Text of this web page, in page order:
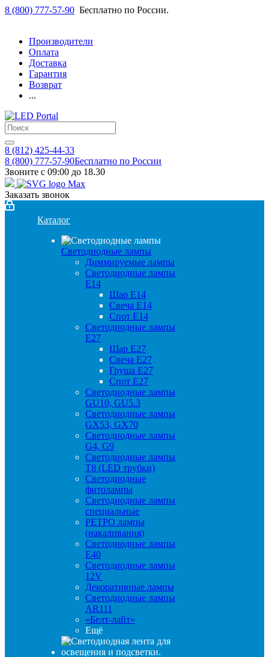
8 (800) 777-57-90 Бесплатно по России.
Производители
Оплата
Доставка
Гарантия
Возврат
...
8 (812) 425-44-33
8 (800) 777-57-90Бесплатно по России
Звоните с 09:00 до 18.30
Заказать звонок
Каталог
Светодиодные лампы
Диммируемые лампы
Светодиодные лампы
Е14
Шар Е14
Свеча Е14
Спот Е14
Светодиодные лампы
Е27
Шар Е27
Свеча Е27
Груша Е27
Спот Е27
Светодиодные лампы
GU10, GU5.3
Светодиодные лампы
GX53, GX70
Светодиодные лампы
G4, G9
Светодиодные лампы
Т8 (LED трубки)
Светодиодные
фитолампы
Светодиодные лампы
специальные
РЕТРО лампы
(накаливания)
Светодиодные лампы
E40
Светодиодные лампы
12V
Декоративные лампы
Светодиодные лампы
AR111
«Белт-лайт»
Ещё